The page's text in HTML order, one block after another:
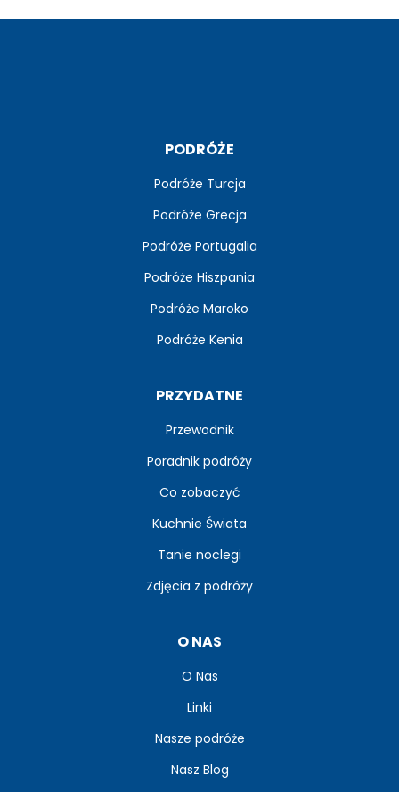
PODRÓŻE
Podróże Turcja
Podróże Grecja
Podróże Portugalia
Podróże Hiszpania
Podróże Maroko
Podróże Kenia
PRZYDATNE
Przewodnik
Poradnik podróży
Co zobaczyć
Kuchnie Świata
Tanie noclegi
Zdjęcia z podróży
O NAS
O Nas
Linki
Nasze podróże
Nasz Blog